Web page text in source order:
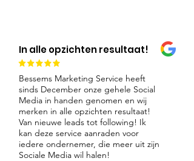
In alle opzichten resultaat!
Bessems Marketing Service heeft
sinds December onze gehele Social
Media in handen genomen en wij
merken in alle opzichten resultaat!
Van nieuwe leads tot following! Ik
kan deze service aanraden voor
iedere ondernemer, die meer uit zijn
Sociale Media wil halen!